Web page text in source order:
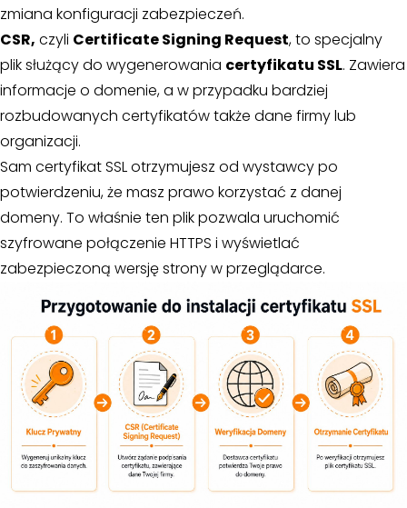
zmiana konfiguracji zabezpieczeń.
CSR, czyli Certificate Signing Request, to specjalny
plik służący do wygenerowania certyfikatu SSL. Zawiera
informacje o domenie, a w przypadku bardziej
rozbudowanych certyfikatów także dane firmy lub
organizacji.
Sam certyfikat SSL otrzymujesz od wystawcy po
potwierdzeniu, że masz prawo korzystać z danej
domeny. To właśnie ten plik pozwala uruchomić
szyfrowane połączenie HTTPS i wyświetlać
zabezpieczoną wersję strony w przeglądarce.